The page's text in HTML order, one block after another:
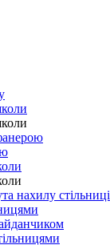
нахилу стільниці